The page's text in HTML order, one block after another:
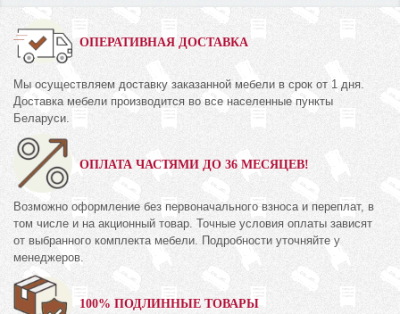
ОПЕРАТИВНАЯ ДОСТАВКА
Мы осуществляем доставку заказанной мебели в срок от 1 дня.
Доставка мебели производится во все населенные пункты
Беларуси.
ОПЛАТА ЧАСТЯМИ ДО 36 МЕСЯЦЕВ!
Возможно оформление без первоначального взноса и переплат, в
том числе и на акционный товар. Точные условия оплаты зависят
от выбранного комплекта мебели. Подробности уточняйте у
менеджеров.
100% ПОДЛИННЫЕ ТОВАРЫ